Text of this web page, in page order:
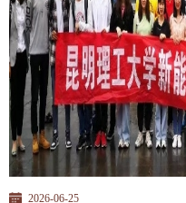
2026-06-25